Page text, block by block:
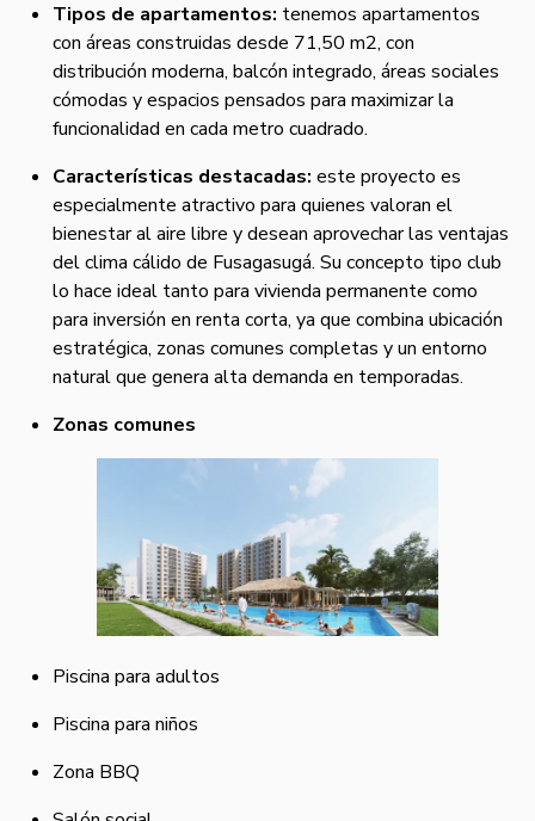
Tipos de apartamentos: tenemos apartamentos
con áreas construidas desde 71,50 m2, con
distribución moderna, balcón integrado, áreas sociales
cómodas y espacios pensados para maximizar la
funcionalidad en cada metro cuadrado.
Características destacadas: este proyecto es
especialmente atractivo para quienes valoran el
bienestar al aire libre y desean aprovechar las ventajas
del clima cálido de Fusagasugá. Su concepto tipo club
lo hace ideal tanto para vivienda permanente como
para inversión en renta corta, ya que combina ubicación
estratégica, zonas comunes completas y un entorno
natural que genera alta demanda en temporadas.
Zonas comunes
Piscina para adultos
Piscina para niños
Zona BBQ